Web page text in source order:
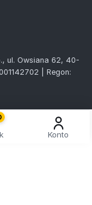
ul. Owsiana 62, 40-
| Regon:
Konto